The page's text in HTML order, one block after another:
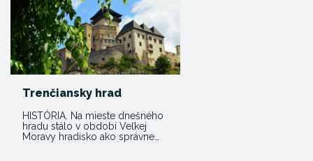
Trenčiansky hrad
HISTÓRIA. Na mieste dnešného
hradu stálo v období Veľkej
Moravy hradisko ako správne…